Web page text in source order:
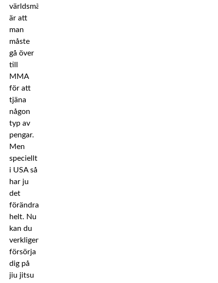
världsmästartitel
är att
man
måste
gå över
till
MMA
för att
tjäna
någon
typ av
pengar.
Men
speciellt
i USA så
har ju
det
förändrats
helt. Nu
kan du
verkligen
försörja
dig på
jiu jitsu